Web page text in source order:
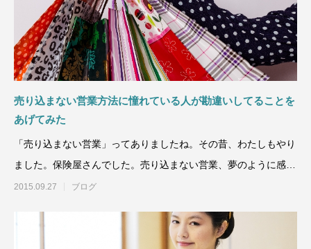
売り込まない営業方法に憧れている人が勘違いしてることを
あげてみた
「売り込まない営業」ってありましたね。その昔、わたしもやり
ました。保険屋さんでした。売り込まない営業、夢のように感じ
ました。でも、そ
2015.09.27 ブログ